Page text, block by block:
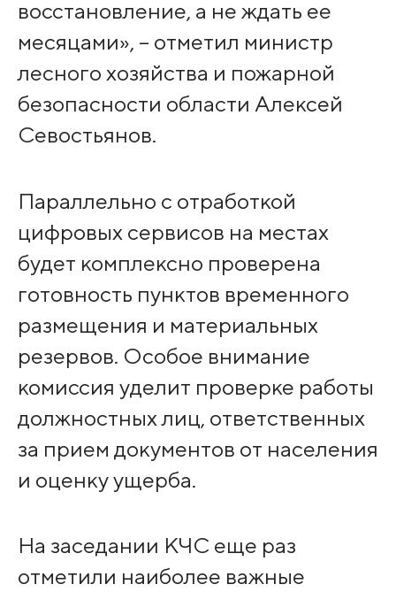
восстановление, а не ждать ее
месяцами», – отметил министр
лесного хозяйства и пожарной
безопасности области Алексей
Севостьянов.
Параллельно с отработкой
цифровых сервисов на местах
будет комплексно проверена
готовность пунктов временного
размещения и материальных
резервов. Особое внимание
комиссия уделит проверке работы
должностных лиц, ответственных
за прием документов от населения
и оценку ущерба.
На заседании КЧС еще раз
отметили наиболее важные